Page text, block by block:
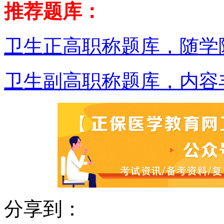
推荐题库：
卫生正高职称题库，随
卫生副高职称题库，内
分享到：